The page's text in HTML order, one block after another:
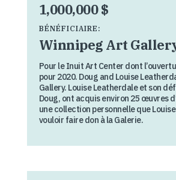
1,000,000 $
BÉNÉFICIAIRE:
Winnipeg Art
Pour le Inuit Art Center dont
pour 2020. Doug and Louise
Gallery. Louise Leatherdale et son
Doug, ont acquis environ 25 œuvres
une collection personnelle que
vouloir faire don à la Galerie.